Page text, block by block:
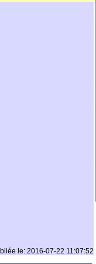
le: 2016-07-22 11:07:52